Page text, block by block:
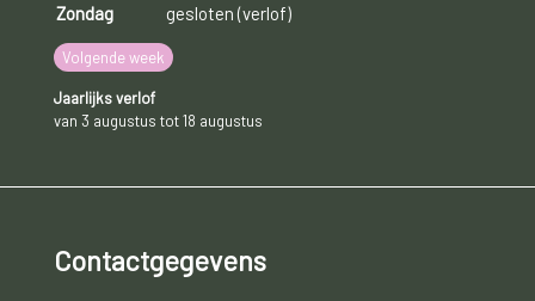
Zondag
gesloten (verlof)
Volgende week
Jaarlijks verlof
van 3 augustus tot 18 augustus
Contactgegevens